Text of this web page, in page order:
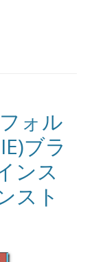
ォル
ブラ
ンス
スト